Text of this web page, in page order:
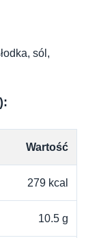
sól,
Wartość
279 kcal
10.5 g